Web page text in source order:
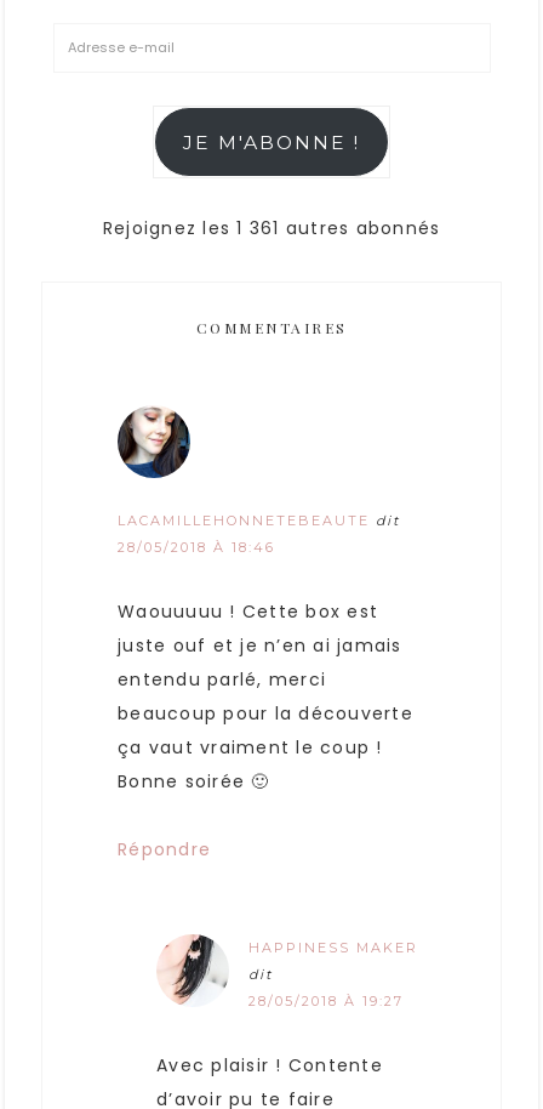
JE M'ABONNE !
Rejoignez les 1 361 autres abonnés
COMMENTAIRES
LACAMILLEHONNETEBEAUTE dit
28/05/2018 À 18:46
Waouuuuu ! Cette box est
juste ouf et je n’en ai jamais
entendu parlé, merci
beaucoup pour la découverte
ça vaut vraiment le coup !
Bonne soirée 🙂
Répondre
HAPPINESS MAKER
dit
28/05/2018 À 19:27
Avec plaisir ! Contente
d’avoir pu te faire